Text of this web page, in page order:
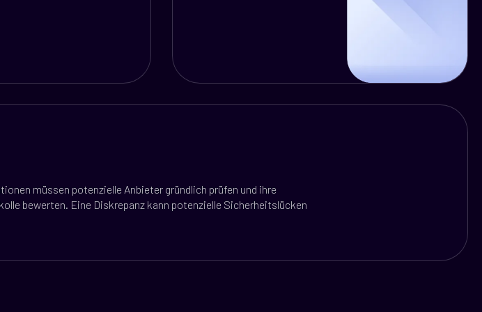
müssen potenzielle Anbieter gründlich prüfen und ihre
bewerten. Eine Diskrepanz kann potenzielle Sicherheitslücken